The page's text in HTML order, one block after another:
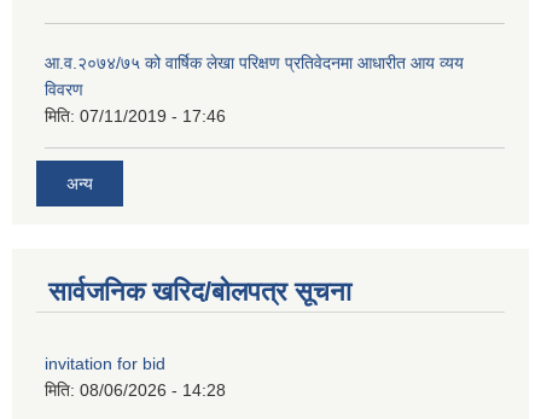
आ.व.२०७४/७५ को वार्षिक लेखा परिक्षण प्रतिवेदनमा आधारीत आय व्यय
विवरण
मिति: 07/11/2019 - 17:46
अन्य
सार्वजनिक खरिद/बोलपत्र सूचना
invitation for bid
मिति: 08/06/2026 - 14:28